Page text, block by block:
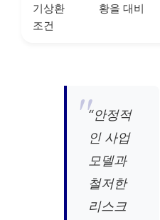
기상환
조건
황을 대비
“안정적
인 사업
모델과
철저한
리스크